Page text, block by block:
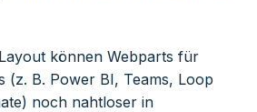
können Webparts für
(z. B. Power BI, Teams, Loop
noch nahtloser in